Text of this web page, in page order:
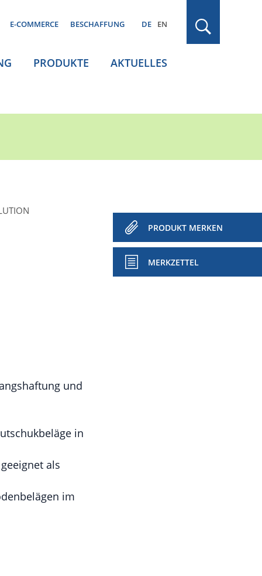
E-COMMERCE BESCHAFFUNG DE EN
PRODUKTE AKTUELLES
PRODUKT MERKEN
MERKZETTEL
und
in
als
im